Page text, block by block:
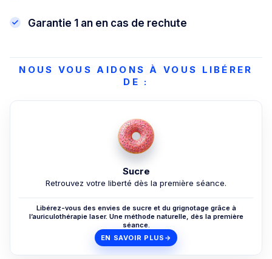
Garantie 1 an en cas de rechute
NOUS VOUS AIDONS À VOUS LIBÉRER
DE :
Sucre
Retrouvez votre liberté dès la première séance.
Libérez-vous des envies de sucre et du grignotage grâce à
l’auriculothérapie laser. Une méthode naturelle, dès la première
séance.
EN SAVOIR PLUS →